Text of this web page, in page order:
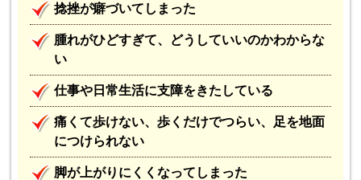
捻挫が癖づいてしまった
腫れがひどすぎて、どうしていいのかわからな
い
仕事や日常生活に支障をきたしている
痛くて歩けない、歩くだけでつらい、足を地面
につけられない
脚が上がりにくくなってしまった